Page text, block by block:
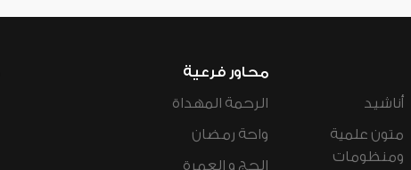
أناشيد
متون علمية
ومنظومات
محاور فرعية
الرحمة المهداة
واحة رمضان
الحج و العمرة